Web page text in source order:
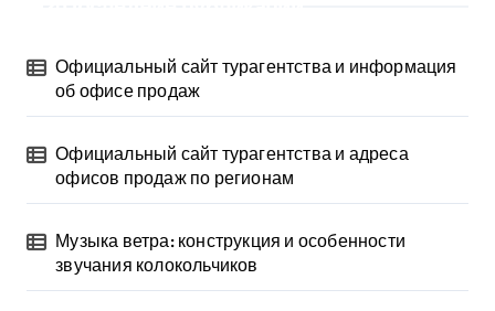
Официальный сайт турагентства и информация
об офисе продаж
Официальный сайт турагентства и адреса
офисов продаж по регионам
Музыка ветра: конструкция и особенности
звучания колокольчиков